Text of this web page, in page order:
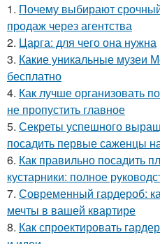
1. Почему выбирают
продаж через агентства
2. Царга: для чего она нужна
3. Какие уникальные музеи
бесплатно
4. Как лучше организовать
не пропустить главное
5. Секреты успешного
посадить первые саженцы
6. Как правильно посадить
кустарники: полное
7. Современный гардероб:
мечты в вашей квартире
8. Как спроектировать